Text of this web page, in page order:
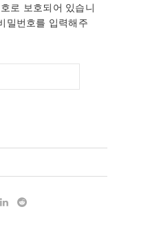
로 보호되어 있습니
밀번호를 입력해주